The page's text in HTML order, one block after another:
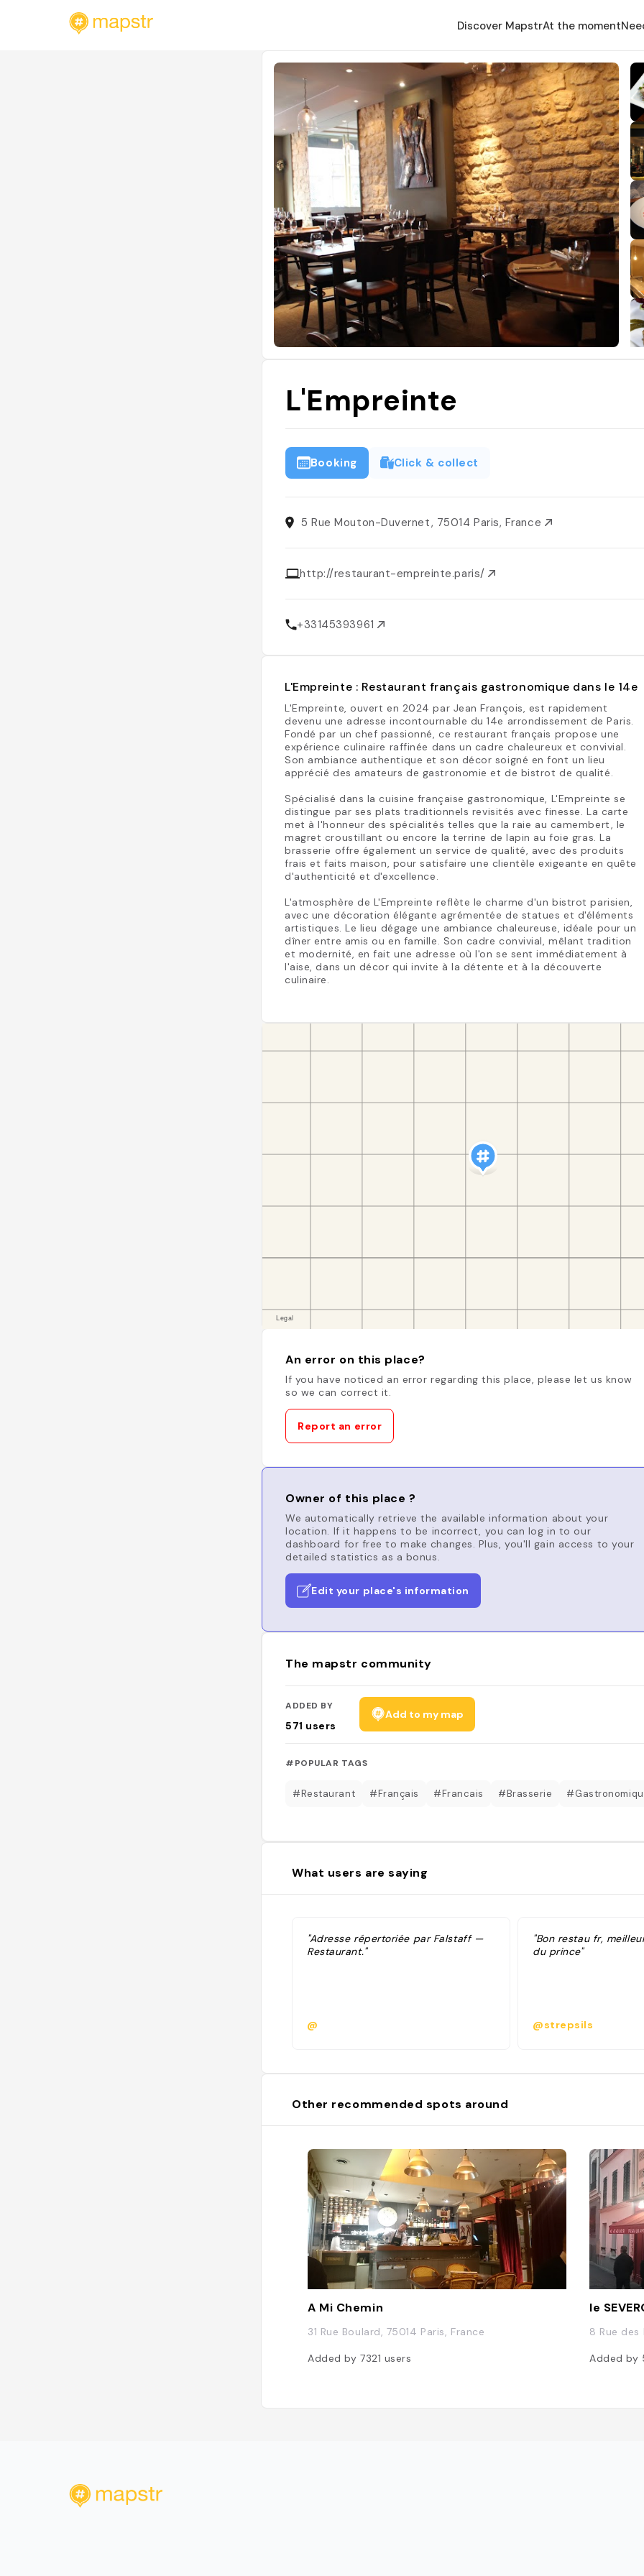
Discover MapstrAt the moment
L'Empreinte
Booking Click & collect
5 Rue Mouton-Duvernet, 75014 Paris, France
http://restaurant-empreinte.paris/
+33145393961
L'Empreinte : Restaurant français gastronomique dans le 14e
L'Empreinte, ouvert en 2024 par Jean François, est rapidement
devenu une adresse incontournable du 14e arrondissement de Paris.
Fondé par un chef passionné, ce restaurant français propose une
expérience culinaire raffinée dans un cadre chaleureux et convivial.
Son ambiance authentique et son décor soigné en font un lieu
apprécié des amateurs de gastronomie et de bistrot de qualité.
Spécialisé dans la cuisine française gastronomique, L'Empreinte se
distingue par ses plats traditionnels revisités avec finesse. La carte
met à l'honneur des spécialités telles que la raie au camembert, le
magret croustillant ou encore la terrine de lapin au foie gras. La
brasserie offre également un service de qualité, avec des produits
frais et faits maison, pour satisfaire une clientèle exigeante en quête
d'authenticité et d'excellence.
L'atmosphère de L'Empreinte reflète le charme d'un bistrot parisien,
avec une décoration élégante agrémentée de statues et d'éléments
artistiques. Le lieu dégage une ambiance chaleureuse, idéale pour un
dîner entre amis ou en famille. Son cadre convivial, mêlant tradition
et modernité, en fait une adresse où l'on se sent immédiatement à
l'aise, dans un décor qui invite à la détente et à la découverte
culinaire.
An error on this place?
If you have noticed an error regarding this place, please let us know
so we can correct it.
Report an error
Owner of this place ?
We automatically retrieve the available information about your
location. If it happens to be incorrect, you can log in to our
dashboard for free to make changes. Plus, you'll gain access to your
detailed statistics as a bonus.
Edit your place's information
The mapstr community
ADDED BY
571 users
Add to my map
#POPULAR TAGS
#Restaurant #Français #Francais #Brasserie
What users are saying
"Adresse répertoriée par Falstaff —
Restaurant."
@
"Bon restau fr,
du prince"
@strepsils
Other recommended spots around
A Mi Chemin
31 Rue Boulard, 75014 Paris, France
Added by 7321 users
le
8 Rue des
Added by